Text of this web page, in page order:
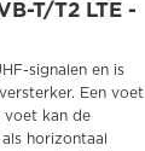
T/T2 LTE -
signalen en is
Een voet
voet kan de
horizontaal